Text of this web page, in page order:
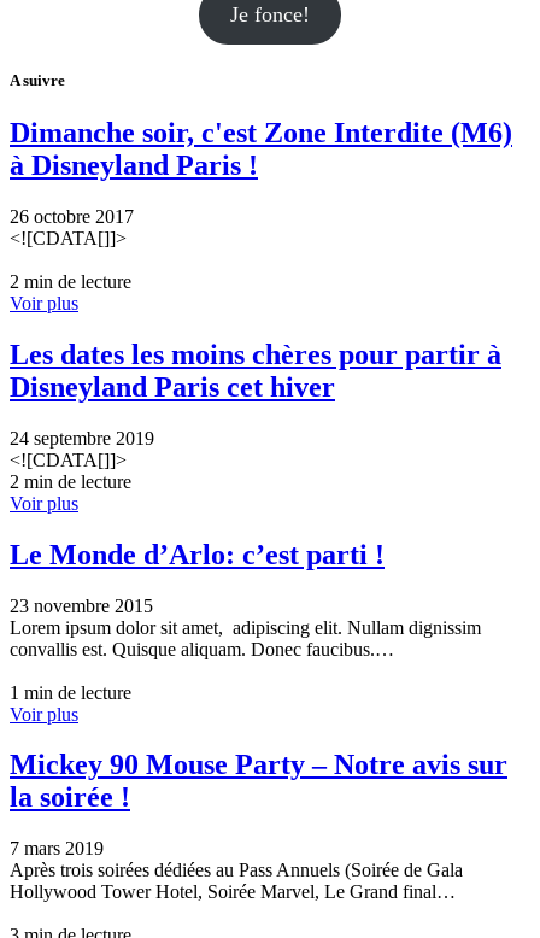
Je fonce!
A suivre
Dimanche soir, c'est Zone Interdite (M6)
à Disneyland Paris !
26 octobre 2017
<![CDATA[]]>
2 min de lecture
Voir plus
Les dates les moins chères pour partir à
Disneyland Paris cet hiver
24 septembre 2019
<![CDATA[]]>
2 min de lecture
Voir plus
Le Monde d’Arlo: c’est parti !
23 novembre 2015
Lorem ipsum dolor sit amet, adipiscing elit. Nullam dignissim
convallis est. Quisque aliquam. Donec faucibus.…
1 min de lecture
Voir plus
Mickey 90 Mouse Party – Notre avis sur
la soirée !
7 mars 2019
Après trois soirées dédiées au Pass Annuels (Soirée de Gala
Hollywood Tower Hotel, Soirée Marvel, Le Grand final…